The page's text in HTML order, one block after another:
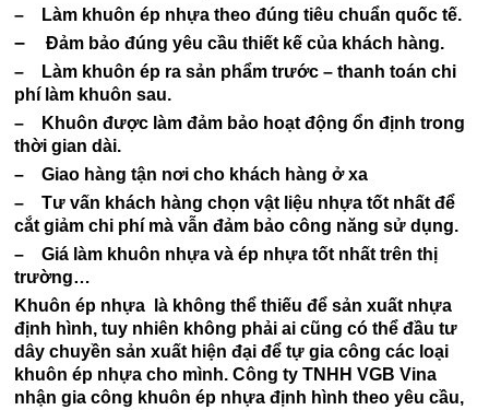
– Làm khuôn ép nhựa theo đúng tiêu chuẩn quốc tế.
–
Đảm bảo đúng yêu cầu thiết kế của khách hàng.
– Làm khuôn ép ra sản phẩm trước – thanh toán chi
phí làm khuôn sau.
– Khuôn được làm đảm bảo hoạt động ổn định trong
thời gian dài.
– Giao hàng tận nơi cho khách hàng ở xa
– Tư vấn khách hàng chọn vật liệu nhựa tốt nhất để
cắt giảm chi phí mà vẫn đảm bảo công năng sử dụng.
– Giá làm khuôn nhựa và ép nhựa tốt nhất trên thị
trường…
Khuôn ép nhựa là không thể thiếu để sản xuất nhựa
định hình, tuy nhiên không phải ai cũng có thể đầu tư
dây chuyền sản xuất hiện đại để tự gia công các loại
khuôn ép nhựa cho mình. Công ty TNHHVGB Vina
n hận gia công khuôn ép nhựa định hình theo yêu cầu,